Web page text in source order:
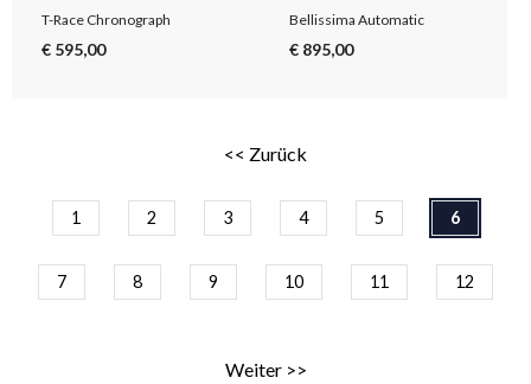
T-Race Chronograph
€ 595,00
Bellissima Automatic
€ 895,00
<< Zurück
1 2 3 4 5 6
7 8 9 10 11 12
Weiter >>